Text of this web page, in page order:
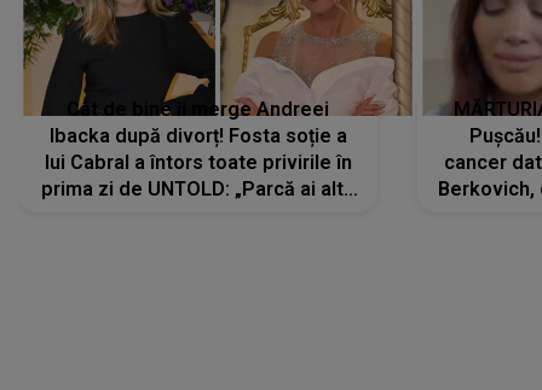
Cât de bine îi merge Andreei
Ibacka după divorț! Fosta soție a
lui Cabral a întors toate privirile în
prima zi de UNTOLD: „Parcă ai altă
cancer
Berkovich,